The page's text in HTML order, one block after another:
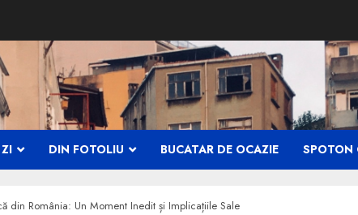
DIN FOTOLIU BUCATAR DE OCAZIE SPOTON
din România: Un Moment Inedit și Implicațiile Sale